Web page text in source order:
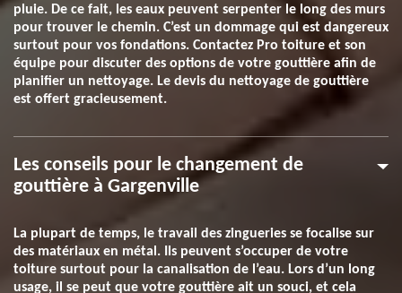
pluie. De ce fait, les eaux peuvent serpenter le long des murs
pour trouver le chemin. C’est un dommage qui est dangereux
surtout pour vos fondations. Contactez Pro toiture et son
équipe pour discuter des options de votre gouttière afin de
planifier un nettoyage. Le devis du nettoyage de gouttière
est offert gracieusement.
Les conseils pour le changement de
gouttière à Gargenville
La plupart de temps, le travail des zingueries se focalise sur
des matériaux en métal. Ils peuvent s’occuper de votre
toiture surtout pour la canalisation de l’eau. Lors d’un long
usage, il se peut que votre gouttière ait un souci, et cela